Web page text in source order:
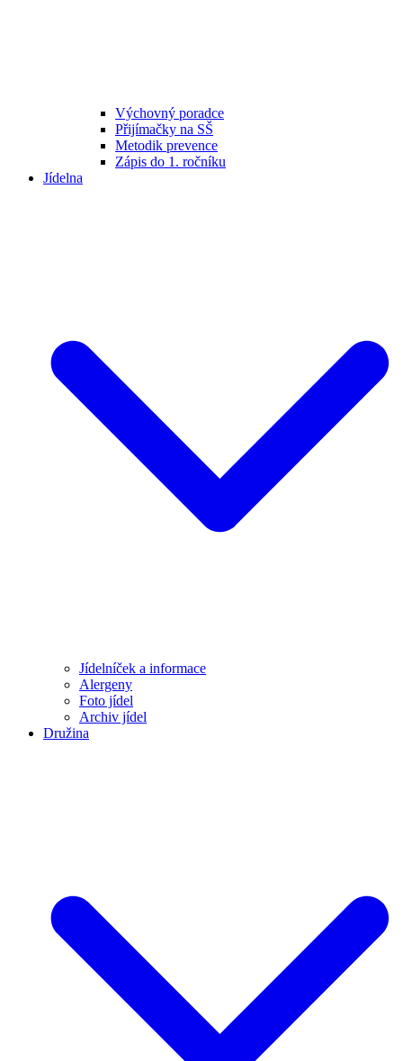
Výchovný poradce
Přijímačky na SŠ
Metodik prevence
Zápis do 1. ročníku
Jídelna
Jídelníček a informace
Alergeny
Foto jídel
Archiv jídel
Družina